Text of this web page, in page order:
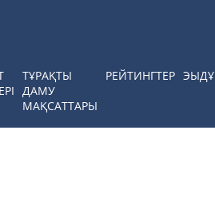
ТҰРАҚТЫ
ДАМУ
МАҚСАТТАРЫ
РЕЙТИНГТЕР ЭЫДҰ